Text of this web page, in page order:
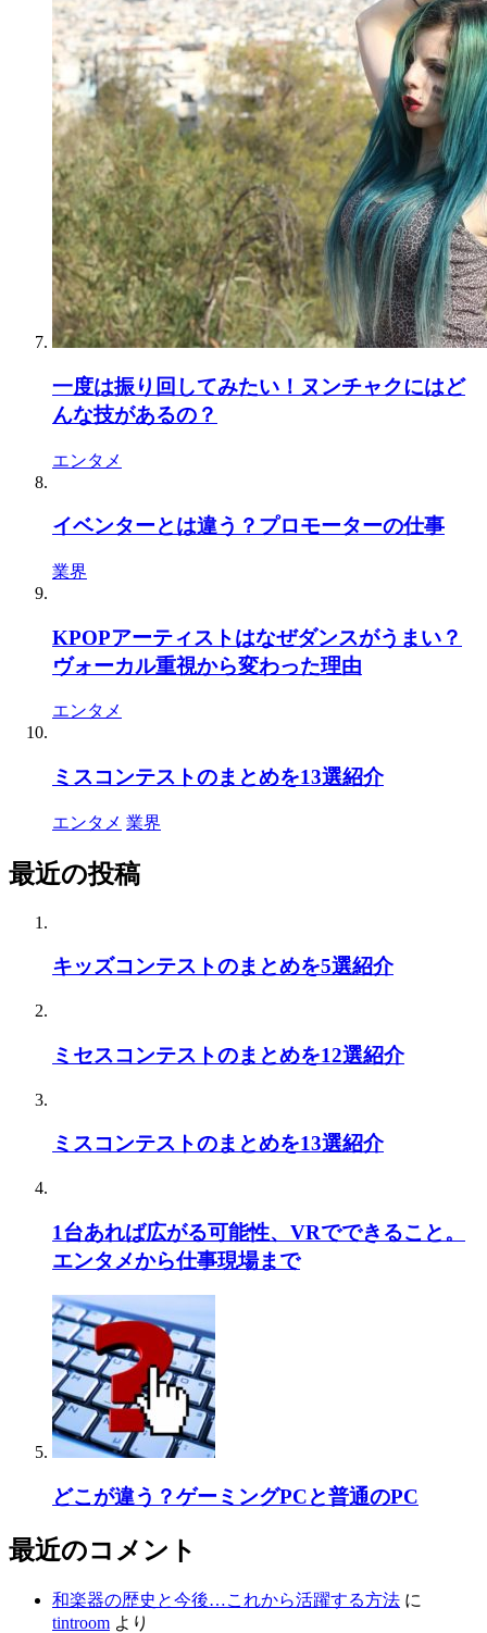
一度は振り回してみたい！ヌンチャクにはど
んな技があるの？
エンタメ
イベンターとは違う？プロモーターの仕事
業界
KPOPアーティストはなぜダンスがうまい？
ヴォーカル重視から変わった理由
エンタメ
ミスコンテストのまとめを13選紹介
エンタメ 業界
最近の投稿
キッズコンテストのまとめを5選紹介
ミセスコンテストのまとめを12選紹介
ミスコンテストのまとめを13選紹介
1台あれば広がる可能性、VRでできること。
エンタメから仕事現場まで
どこが違う？ゲーミングPCと普通のPC
最近のコメント
和楽器の歴史と今後…これから活躍する方法 に
tintroom より